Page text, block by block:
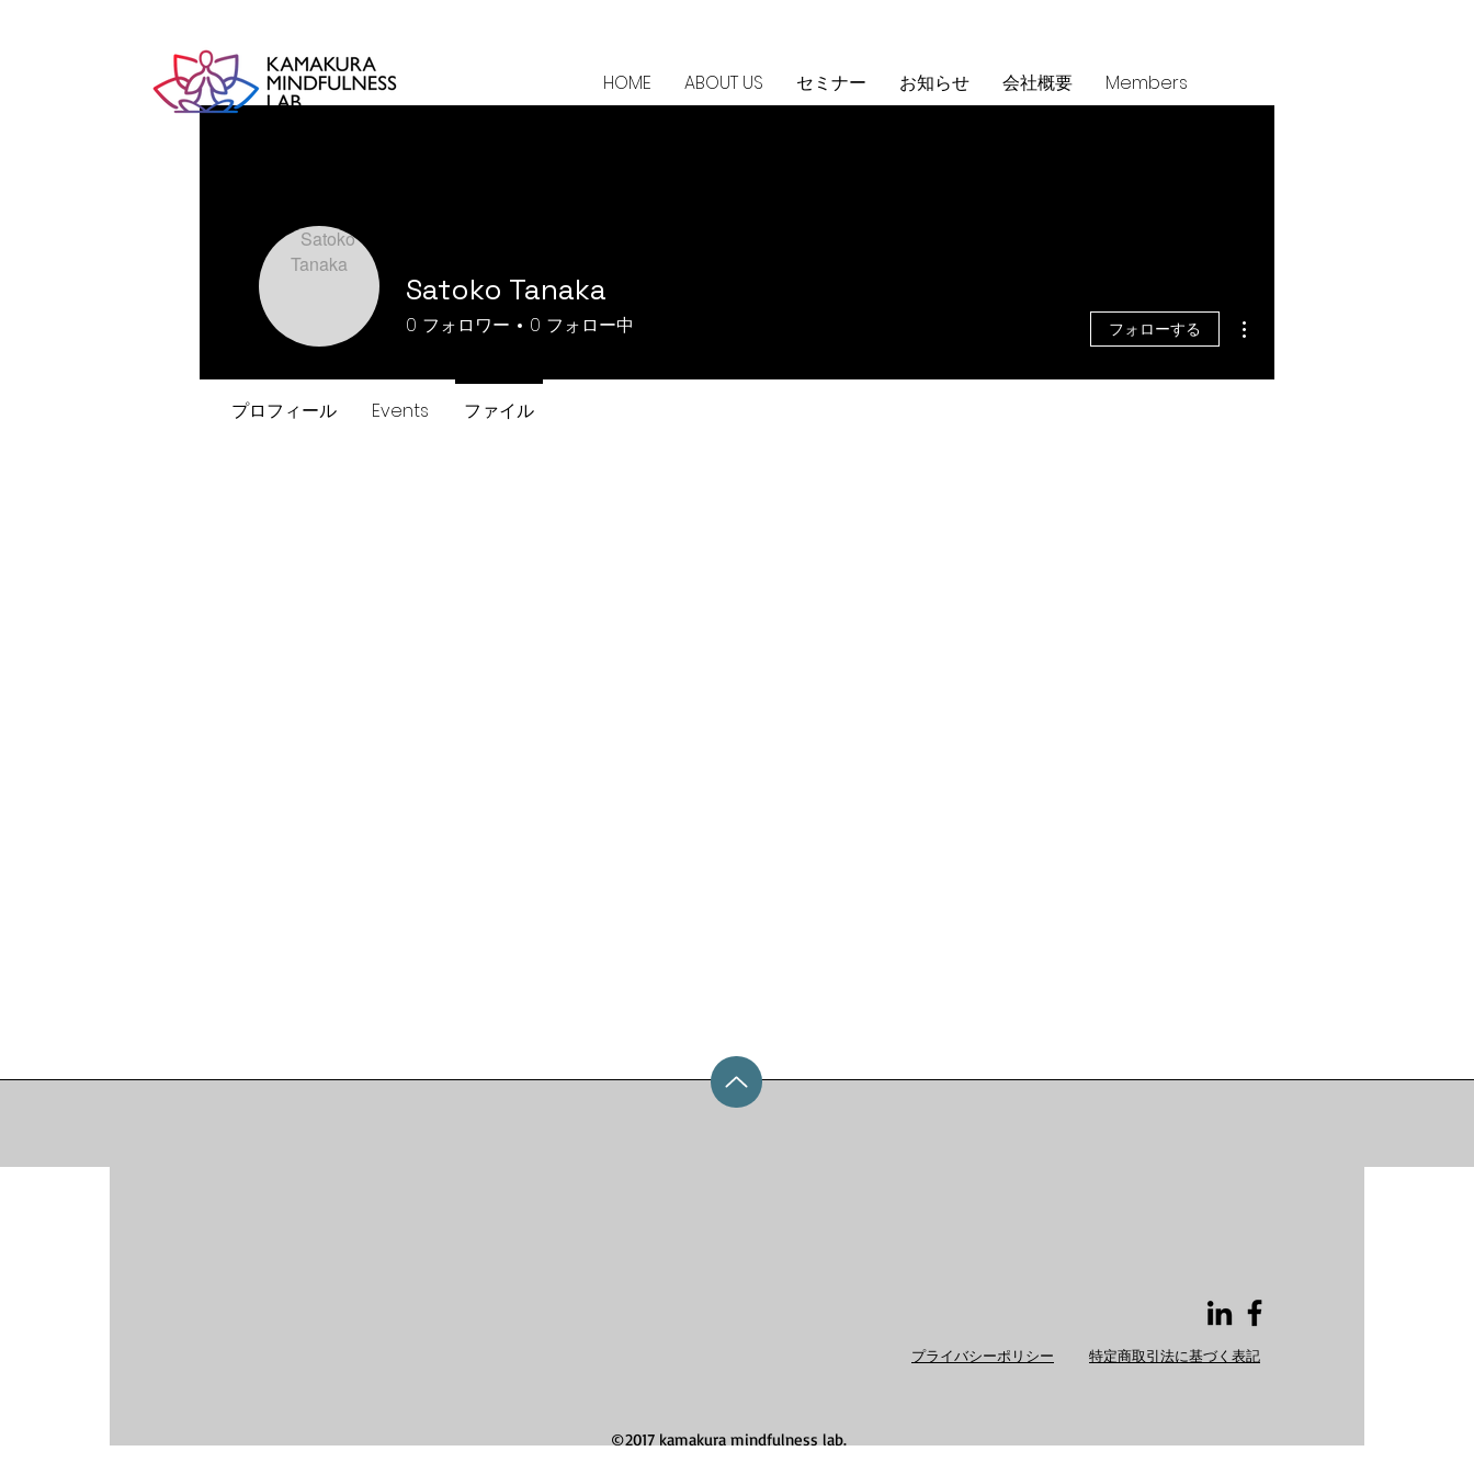
HOME ABOUT US セミナー お知らせ 会社概要 Members
Satoko Tanaka
0 フォロワー 0 フォロー中 フォローする
プロフィール Events ファイル
プライバシーポリシー 特定商取引法に基づく表記
©2017 kamakura mindfulness lab.